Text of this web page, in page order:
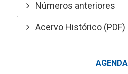
Números anteriores
Acervo Histórico (PDF)
AGENDA